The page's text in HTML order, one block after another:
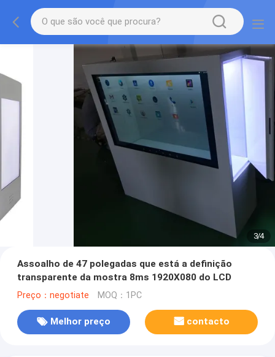
3/4
Assoalho de 47 polegadas que está a definição
transparente da mostra 8ms 1920X080 do LCD
Preço：negotiate MOQ：1PC
Melhor preço contacto